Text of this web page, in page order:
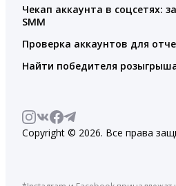
Чекап аккаунта в соцсетях:
SMM
Проверка аккаунтов для
Найти победителя
Copyright © 2026. Все права